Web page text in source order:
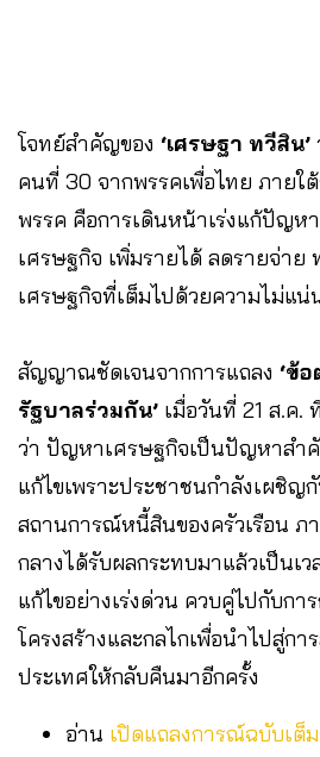
โจทย์สำคัญของ ‘เศรษฐา ทวีสิน’
คนที่ 30 จากพรรคเพื่อไทย ภายใ
พรรค คือการเดินหน้าเร่งแก้ปัญห
เศรษฐกิจ เพิ่มรายได้ ลดรายจ่า
เศรษฐกิจที่เต็มไปด้วยความไม่แน่
สัญญาณชัดเจนจากการแถลง ‘ข้
รัฐบาลร่วมกัน’ เมื่อวันที่ 21 ส.ค.
ว่า ปัญหาเศรษฐกิจเป็นปัญหาสำ
แก้ไขเพราะประชาชนกำลังเผชิญ
สถานการณ์หนี้สินของครัวเรือน ภ
กลางได้รับผลกระทบมาแล้วเป็นเ
แก้ไขอย่างเร่งด่วน ควบคู่ไปกับกา
โครงสร้างและกลไกเพื่อนำไปสู่กา
ประเทศให้กลับคืนมาอีกครั้ง
อ่าน เปิดแถลงการณ์ฉบับเต็